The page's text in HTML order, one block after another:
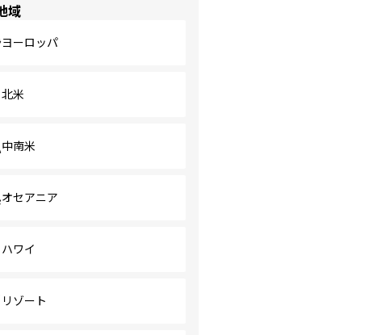
域
ヨーロッパ
北米
中南米
オセアニア
ハワイ
リゾート